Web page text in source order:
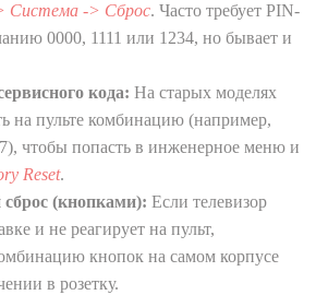
Система -> Сброс. Часто требует PIN-
0000, 1111 или 1234, но бывает и
кода: На старых моделях
на пульте комбинацию (например,
чтобы попасть в инженерное меню и
Reset.
(кнопками): Если телевизор
и не реагирует на пульт,
кнопок на самом корпусе
в розетку.